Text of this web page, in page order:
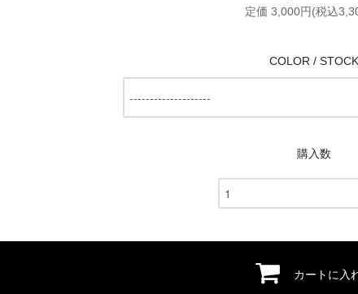
定価 3,000円(税込
COLOR / STOCK
購入数
カートに入